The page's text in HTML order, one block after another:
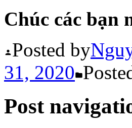
Chúc các bạn
Posted by
31, 2020
Post